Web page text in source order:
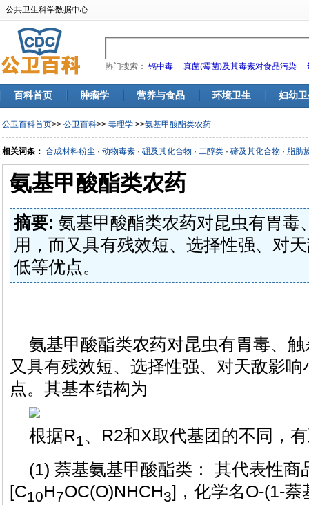
公共卫生科学数据中心
热门搜索： 镉中毒 真菌(霉菌)及其毒素对食品污染
百科首页 肿瘤学 营养与食品 环境卫生 妇幼
公卫百科首页>> 公卫百科>> 毒理学 >>氨基甲酸酯类农药
相关词条： 合成材料粉尘 · 动物毒素 · 硼及其化合物 · 二醇类 · 碲及其化合物 · 脂肪
氨基甲酸酯类农药
摘要: 氨基甲酸酯类农药对昆虫有胃毒
用，而又具有残效短、选择性强、对
低等优点。
氨基甲酸酯类农药对昆虫有胃毒、
又具有残效短、选择性强、对天敌影
点。其基本结构为
根据R1、R2和X取代基团的不同，
(1) 萘基氨基甲酸酯类： 其代表性商
[C10H7OC(O)NHCH3]，化学名O-(1-萘